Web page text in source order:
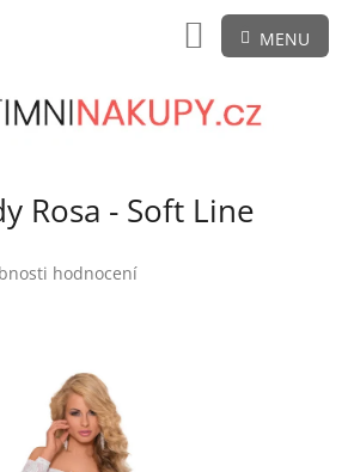
NÁKUPNÍ
KOŠÍK
Rosa - Soft Line
hodnocení